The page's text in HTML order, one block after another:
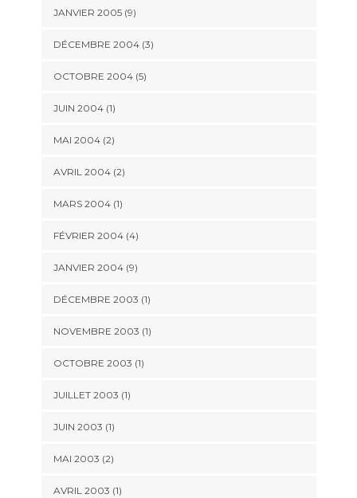
JANVIER 2005 (9)
DÉCEMBRE 2004 (3)
OCTOBRE 2004 (5)
JUIN 2004 (1)
MAI 2004 (2)
AVRIL 2004 (2)
MARS 2004 (1)
FÉVRIER 2004 (4)
JANVIER 2004 (9)
DÉCEMBRE 2003 (1)
NOVEMBRE 2003 (1)
OCTOBRE 2003 (1)
JUILLET 2003 (1)
JUIN 2003 (1)
MAI 2003 (2)
AVRIL 2003 (1)